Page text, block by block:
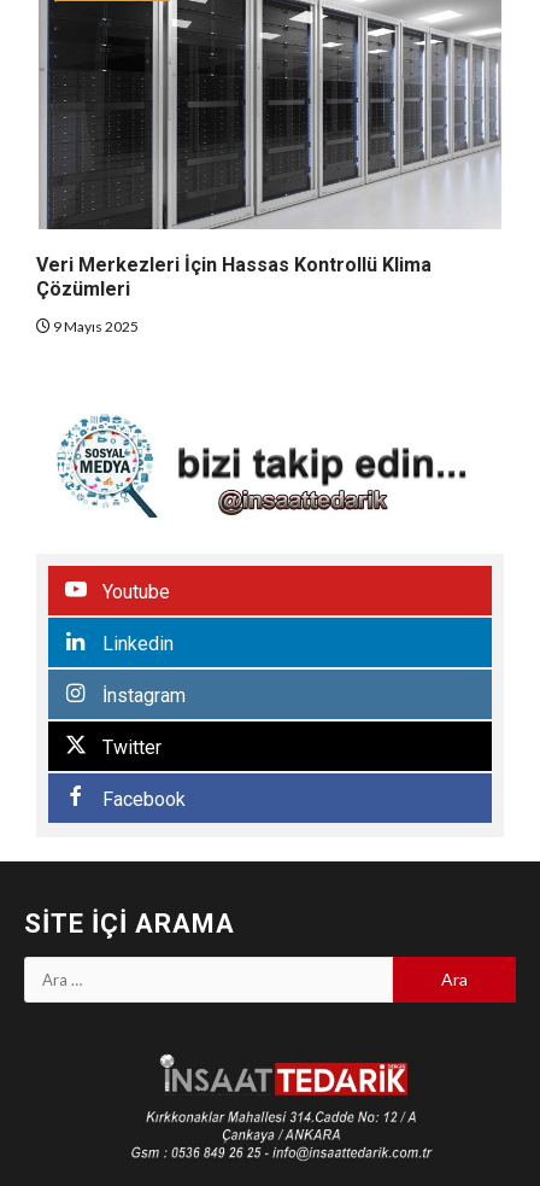
Veri Merkezleri İçin Hassas Kontrollü Klima
Çözümleri
9 Mayıs 2025
Youtube
Linkedin
İnstagram
Twitter
Facebook
SITE İÇI ARAMA
Arama: